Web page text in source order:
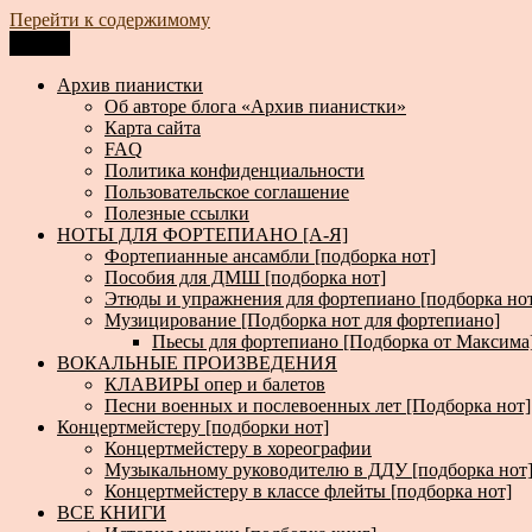
Перейти к содержимому
Архив пианистки
Всё для пианистов: ноты, книги, музыка, статьи…
Архив пианистки
Об авторе блога «Архив пианистки»
Карта сайта
FAQ
Политика конфиденциальности
Пользовательское соглашение
Полезные ссылки
НОТЫ ДЛЯ ФОРТЕПИАНО [А-Я]
Фортепианные ансамбли [подборка нот]
Пособия для ДМШ [подборка нот]
Этюды и упражнения для фортепиано [подборка
Музицирование [Подборка нот для фортепиано]
Пьесы для фортепиано [Подборка от
ВОКАЛЬНЫЕ ПРОИЗВЕДЕНИЯ
КЛАВИРЫ опер и балетов
Песни военных и послевоенных лет [Подборка нот]
Концертмейстеру [подборки нот]
Концертмейстеру в хореографии
Музыкальному руководителю в ДДУ [подборка нот]
Концертмейстеру в классе флейты [подборка нот]
ВСЕ КНИГИ